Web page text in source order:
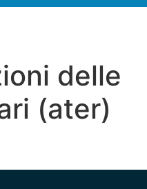
delle
(ater)